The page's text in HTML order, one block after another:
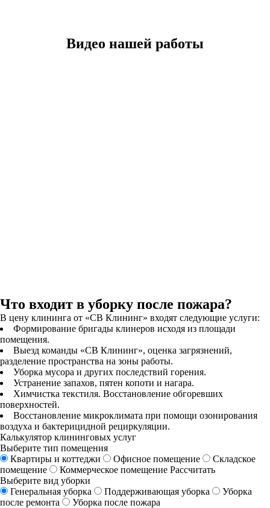
Видео нашей работы
Что входит в уборку после пожара?
В цену клининга от «СВ Клининг» входят следующие услуги:
Формирование бригады клинеров исходя из площади
помещения.
Выезд команды «СВ Клининг», оценка загрязнений,
разделение пространства на зоны работы.
Уборка мусора и других последствий горения.
Устранение запахов, пятен копоти и нагара.
Химчистка текстиля. Восстановление обгоревших
поверхностей.
Восстановление микроклимата при помощи озонирования
воздуха и бактерицидной рециркуляции.
Калькулятор клининговых услуг
Выберите тип помещения
Квартиры и коттеджи
Офисное помещение
Складское
помещение
Коммерческое помещение Рассчитать
Выберите вид уборки
Генеральная уборка
Поддерживающая уборка
Уборка
после ремонта
Уборка после пожара